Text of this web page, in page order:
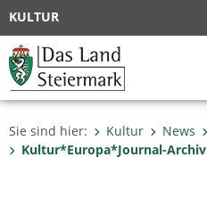
KULTUR
Sie sind hier: Kultur News
Kultur*Europa*Journal-Archiv